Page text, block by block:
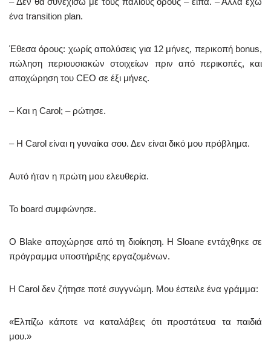
ένα transition plan.
Έθεσα όρους: χωρίς απολύσεις για 12 μήνες, περικοπή bonus,
πώληση περιουσιακών στοιχείων πριν από περικοπές, και
αποχώρηση του CEO σε έξι μήνες.
– Και η Carol; – ρώτησε.
– Η Carol είναι η γυναίκα σου. Δεν είναι δικό μου πρόβλημα.
Αυτό ήταν η πρώτη μου ελευθερία.
Το board συμφώνησε.
Ο Blake αποχώρησε από τη διοίκηση. Η Sloane εντάχθηκε σε
πρόγραμμα υποστήριξης εργαζομένων.
Η Carol δεν ζήτησε ποτέ συγγνώμη. Μου έστειλε ένα γράμμα:
«Ελπίζω κάποτε να καταλάβεις ότι προστάτευα τα παιδιά
μου.»